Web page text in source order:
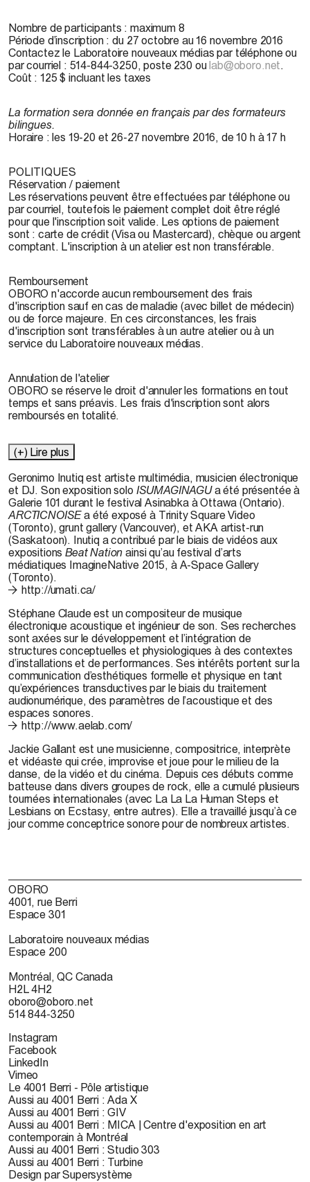
Nombre de participants : maximum 8
Période d’inscription : du 27 octobre au 16 novembre 2016
Contactez le Laboratoire nouveaux médias par téléphone ou
par courriel : 514-844-3250, poste 230 oulab@oboro.net.
Coût : 125 $ incluant les taxes
La formation sera donnée en français par des formateurs
bilingues.
Horaire: les 19-20 et 26-27 novembre 2016, de 10 h à 17 h
POLITIQUES
Réservation / paiement
Les réservations peuvent être effectuées par téléphone ou
par courriel, toutefois le paiement complet doit être réglé
pour que l'inscription soit valide. Les options de paiement
sont : carte de crédit (Visa ou Mastercard), chèque ou argent
comptant. L'inscription à un atelier est non transférable.
Remboursement
OBORO n'accorde aucun remboursement des frais
d'inscription sauf en cas de maladie (avec billet de médecin)
ou de force majeure. En ces circonstances, les frais
d'inscription sont transférables à un autre atelier ou à un
service du Laboratoire nouveaux médias.
Annulation de l'atelier
OBORO se réserve le droit d'annuler les formations en tout
temps et sans préavis. Les frais d'inscription sont alors
remboursés en totalité.
(+) Lire plus
Geronimo Inutiqest artiste multimédia, musicien électronique
et DJ. Son exposition solo ISUMAGINAGUa été présentée à
Galerie 101 durant le festival Asinabka à Ottawa (Ontario).
ARCTICNOISEa été exposé à Trinity Square Video
(Toronto), grunt gallery (Vancouver), et AKA artist-run
(Saskatoon). Inutiq a contribué par le biais de vidéos aux
expositionsBeat Nation ainsi qu’au festival d’arts
médiatiques ImagineNative 2015, à A-Space Gallery
(Toronto).
http://umati.ca/
Stéphane Claudeest un compositeur de musique
électronique acoustique et ingénieur de son. Ses recherches
sont axées sur le développement et l’intégration de
structures conceptuelles et physiologiques à des contextes
d’installations et de performances. Ses intérêts portent sur la
communication d’esthétiques formelle et physique en tant
qu’expériences transductives par le biais du traitement
audionumérique, des paramètres de l’acoustique et des
espaces sonores.
http://www.aelab.com/
Jackie Gallant est une musicienne, compositrice, interprète
et vidéaste qui crée, improvise et joue pour le milieu de la
danse, de la vidéo et du cinéma. Depuis ces débuts comme
batteuse dans divers groupes de rock, elle a cumulé plusieurs
tournées internationales (avec La La La Human Steps et
Lesbians on Ecstasy, entre autres). Elle a travaillé jusqu’à ce
jour comme conceptrice sonore pour de nombreux artistes.
OBORO
4001, rue Berri
Espace 301
Laboratoire nouveaux médias
Espace 200
Montréal, QC Canada
H2L 4H2
oboro@oboro.net
514 844-3250
Instagram
Facebook
LinkedIn
Vimeo
Le 4001 Berri - Pôle artistique
Aussi au 4001 Berri : Ada X
Aussi au 4001 Berri : GIV
Aussi au 4001 Berri : MICA | Centre d'exposition en art
contemporain à Montréal
Aussi au 4001 Berri : Studio 303
Aussi au 4001 Berri : Turbine
Design par Supersystème